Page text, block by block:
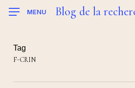
MENU Blog de la
Tag
F-CRIN